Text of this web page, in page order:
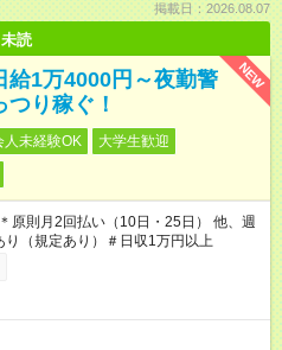
掲載日：2026.08.07
未読
NEW
給1万4000円～夜勤警
り稼ぐ！
人未経験OK
大学生歓迎
原則月2回払い（10日・25日） 他、週
り（規定あり）＃日収1万円以上